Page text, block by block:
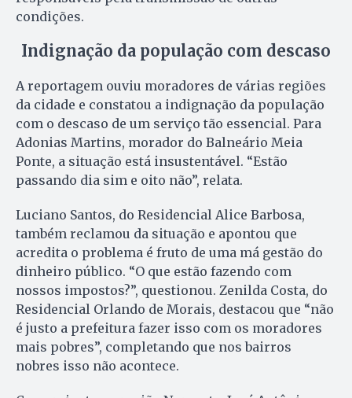
condições.
Indignação da população com descaso
A reportagem ouviu moradores de várias regiões
da cidade e constatou a indignação da população
com o descaso de um serviço tão essencial. Para
Adonias Martins, morador do Balneário Meia
Ponte, a situação está insustentável. “Estão
passando dia sim e oito não”, relata.
Luciano Santos, do Residencial Alice Barbosa,
também reclamou da situação e apontou que
acredita o problema é fruto de uma má gestão do
dinheiro público. “O que estão fazendo com
nossos impostos?”, questionou. Zenilda Costa, do
Residencial Orlando de Morais, destacou que “não
é justo a prefeitura fazer isso com os moradores
mais pobres”, completando que nos bairros
nobres isso não acontece.